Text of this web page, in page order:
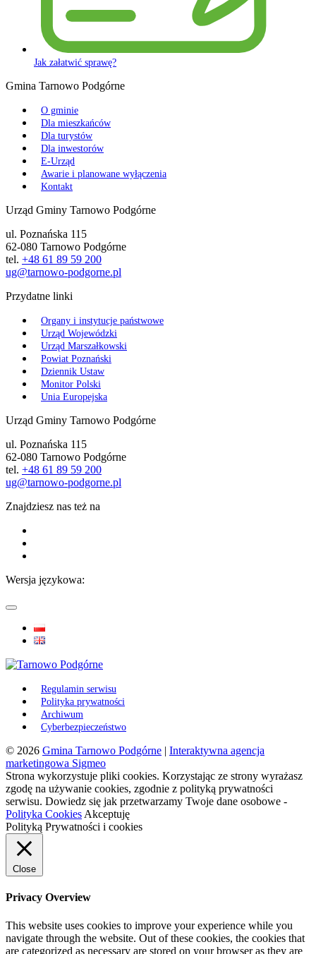
Jak załatwić sprawę?
Gmina Tarnowo Podgórne
O gminie
Dla mieszkańców
Dla turystów
Dla inwestorów
E-Urząd
Awarie i planowane wyłączenia
Kontakt
Urząd Gminy Tarnowo Podgórne
ul. Poznańska 115
62-080 Tarnowo Podgórne
tel. +48 61 89 59 200
ug@tarnowo-podgorne.pl
Przydatne linki
Organy i instytucje państwowe
Urząd Wojewódzki
Urząd Marszałkowski
Powiat Poznański
Dziennik Ustaw
Monitor Polski
Unia Europejska
Urząd Gminy Tarnowo Podgórne
ul. Poznańska 115
62-080 Tarnowo Podgórne
tel. +48 61 89 59 200
ug@tarnowo-podgorne.pl
Znajdziesz nas też na
Wersja językowa:
Regulamin serwisu
Polityka prywatności
Archiwum
Cyberbezpieczeństwo
© 2026 Gmina Tarnowo Podgórne | Interaktywna agencja
marketingowa Sigmeo
Strona wykorzystuje pliki cookies. Korzystając ze strony wyrażasz
zgodę na używanie cookies, zgodnie z polityką prywatności
serwisu. Dowiedz się jak przetwarzamy Twoje dane osobowe -
Polityka Cookies Akceptuję
Polityką Prywatności i cookies
Close
Privacy Overview
This website uses cookies to improve your experience while you
navigate through the website. Out of these cookies, the cookies that
are categorized as necessary are stored on your browser as they are